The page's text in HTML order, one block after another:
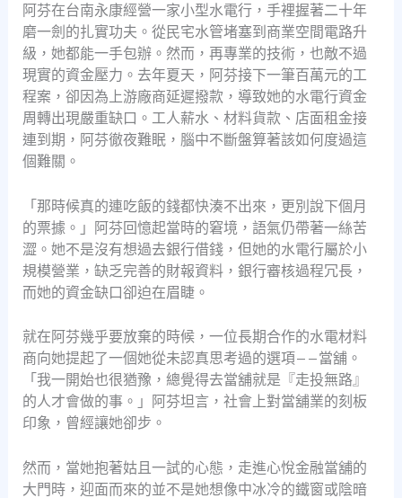
阿芬在台南永康經營一家小型水電行，手裡握著二十年
磨一劍的扎實功夫。從民宅水管堵塞到商業空間電路升
級，她都能一手包辦。然而，再專業的技術，也敵不過
現實的資金壓力。去年夏天，阿芬接下一筆百萬元的工
程案，卻因為上游廠商延遲撥款，導致她的水電行資金
周轉出現嚴重缺口。工人薪水、材料貨款、店面租金接
連到期，阿芬徹夜難眠，腦中不斷盤算著該如何度過這
個難關。
「那時候真的連吃飯的錢都快湊不出來，更別說下個月
的票據。」阿芬回憶起當時的窘境，語氣仍帶著一絲苦
澀。她不是沒有想過去銀行借錢，但她的水電行屬於小
規模營業，缺乏完善的財報資料，銀行審核過程冗長，
而她的資金缺口卻迫在眉睫。
就在阿芬幾乎要放棄的時候，一位長期合作的水電材料
商向她提起了一個她從未認真思考過的選項——當舖。
「我一開始也很猶豫，總覺得去當舖就是『走投無路』
的人才會做的事。」阿芬坦言，社會上對當舖業的刻板
印象，曾經讓她卻步。
然而，當她抱著姑且一試的心態，走進心悅金融當舖的
大門時，迎面而來的並不是她想像中冰冷的鐵窗或陰暗